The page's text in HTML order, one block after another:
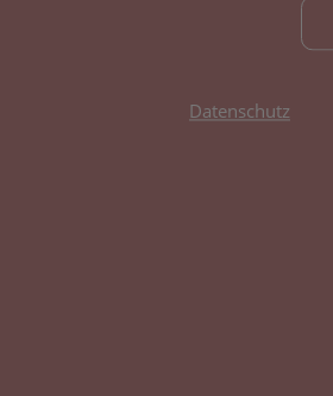
Datenschutz